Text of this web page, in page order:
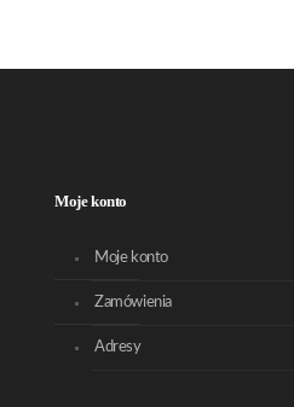
Moje konto
Moje konto
Zamówienia
Adresy